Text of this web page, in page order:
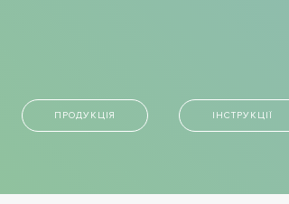
ПРОДУКЦІЯ ІНСТРУКЦІЇ